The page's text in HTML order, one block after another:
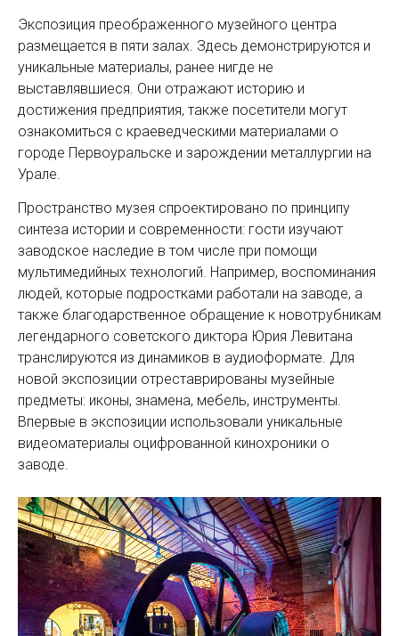
Экспозиция преображенного музейного центра
размещается в пяти залах. Здесь демонстрируются и
уникальные материалы, ранее нигде не
выставлявшиеся. Они отражают историю и
достижения предприятия, также посетители могут
ознакомиться с краеведческими материалами о
городе Первоуральске и зарождении металлургии на
Урале.
Пространство музея спроектировано по принципу
синтеза истории и современности: гости изучают
заводское наследие в том числе при помощи
мультимедийных технологий. Например, воспоминания
людей, которые подростками работали на заводе, а
также благодарственное обращение к новотрубникам
легендарного советского диктора Юрия Левитана
транслируются из динамиков в аудиоформате. Для
новой экспозиции отреставрированы музейные
предметы: иконы, знамена, мебель, инструменты.
Впервые в экспозиции использовали уникальные
видеоматериалы оцифрованной кинохроники о
заводе.